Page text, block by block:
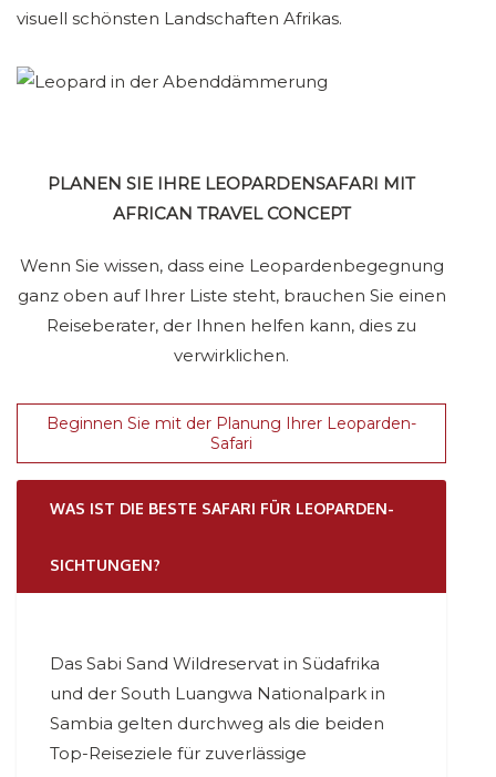
visuell schönsten Landschaften Afrikas.
PLANEN SIE IHRE LEOPARDENSAFARI MIT
AFRICAN TRAVEL CONCEPT
Wenn Sie wissen, dass eine Leopardenbegegnung
ganz oben auf Ihrer Liste steht, brauchen Sie einen
Reiseberater, der Ihnen helfen kann, dies zu
verwirklichen.
Beginnen Sie mit der Planung Ihrer Leoparden-
Safari
WAS IST DIE BESTE SAFARI FÜR LEOPARDEN-
SICHTUNGEN?
Das Sabi Sand Wildreservat in Südafrika
und der South Luangwa Nationalpark in
Sambia gelten durchweg als die beiden
Top-Reiseziele für zuverlässige